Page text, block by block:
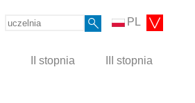
PL
II stopnia III stopnia